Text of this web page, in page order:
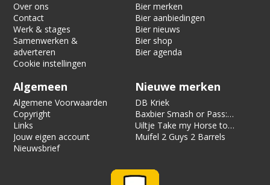
Over ons
Contact
Werk & stages
Samenwerken &
adverteren
Cookie instellingen
Bier merken
Bier aanbiedingen
Bier nieuws
Bier shop
Bier agenda
Algemeen
Algemene Voorwaarden
Copyright
Links
Jouw eigen account
Nieuwsbrief
Nieuwe merken
DB Kriek
Baxbier Smash or Pass:
Strata
Uiltje Take my Horse to
the Hotel Room
Muifel 2 Guys 2 Barrels